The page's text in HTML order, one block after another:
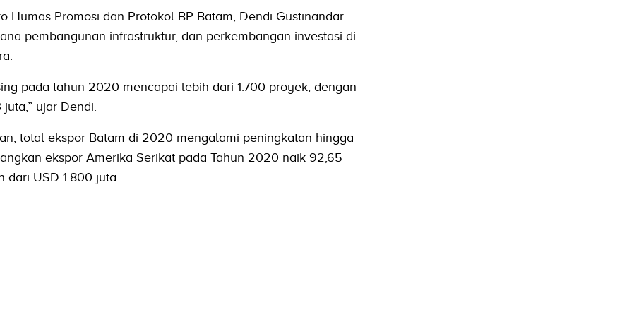
Humas Promosi dan Protokol BP Batam, Dendi Gustinandar
pembangunan infrastruktur, dan perkembangan investasi di
pada tahun 2020 mencapai lebih dari 1.700 proyek, dengan
ujar Dendi.
total ekspor Batam di 2020 mengalami peningkatan hingga
ekspor Amerika Serikat pada Tahun 2020 naik 92,65
USD 1.800 juta.